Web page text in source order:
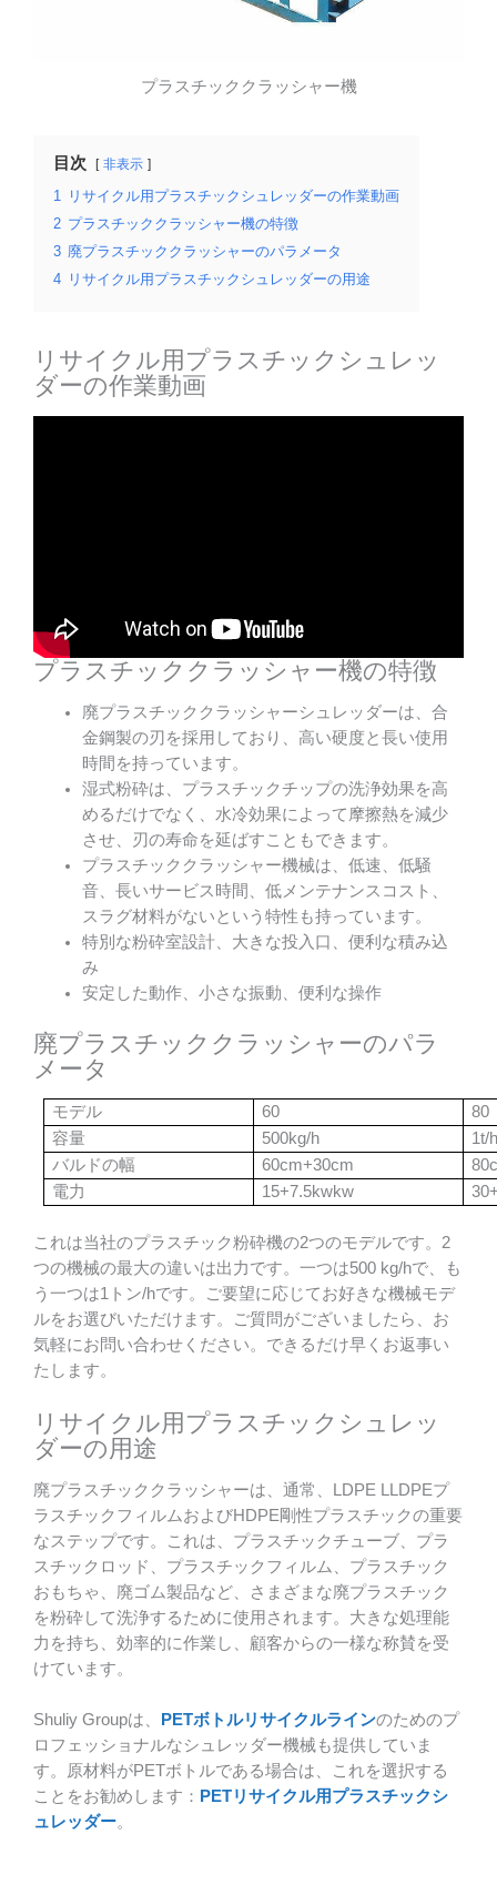
プラスチッククラッシャー機
目次 非表示
1 リサイクル用プラスチックシュレッダーの作業動画
2 プラスチッククラッシャー機の特徴
3 廃プラスチッククラッシャーのパラメータ
4 リサイクル用プラスチックシュレッダーの用途
リサイクル用プラスチックシュレッ
ダーの作業動画
プラスチッククラッシャー機の特徴
廃プラスチッククラッシャーシュレッダーは、合
金鋼製の刃を採用しており、高い硬度と長い使用
時間を持っています。
湿式粉砕は、プラスチックチップの洗浄効果を高
めるだけでなく、水冷効果によって摩擦熱を減少
させ、刃の寿命を延ばすこともできます。
プラスチッククラッシャー機械は、低速、低騒
音、長いサービス時間、低メンテナンスコスト、
スラグ材料がないという特性も持っています。
特別な粉砕室設計、大きな投入口、便利な積み込
み
安定した動作、小さな振動、便利な操作
廃プラスチッククラッシャーのパラ
メータ
モデル 60
80
容量
500kg/h
1t/
バルドの幅
60cm+30cm
電力
15+7.5kwkw
これは当社のプラスチック粉砕機の2つのモデルです。2
つの機械の最大の違いは出力です。一つは500 kg/hで、も
う一つは1トン/hです。ご要望に応じてお好きな機械モデ
ルをお選びいただけます。ご質問がございましたら、お
気軽にお問い合わせください。できるだけ早くお返事い
たします。
リサイクル用プラスチックシュレッ
ダーの用途
廃プラスチッククラッシャーは、通常、LDPE LLDPEプ
ラスチックフィルムおよびHDPE剛性プラスチックの重要
なステップです。これは、プラスチックチューブ、プラ
スチックロッド、プラスチックフィルム、プラスチック
おもちゃ、廃ゴム製品など、さまざまな廃プラスチック
を粉砕して洗浄するために使用されます。大きな処理能
力を持ち、効率的に作業し、顧客からの一様な称賛を受
けています。
Shuliy Groupは、 PETボトルリサイクルラインのためのプ
ロフェッショナルなシュレッダー機械も提供していま
す。原材料がPETボトルである場合は、これを選択する
ことをお勧めします： PETリサイクル用プラスチックシ
ュレッダー。